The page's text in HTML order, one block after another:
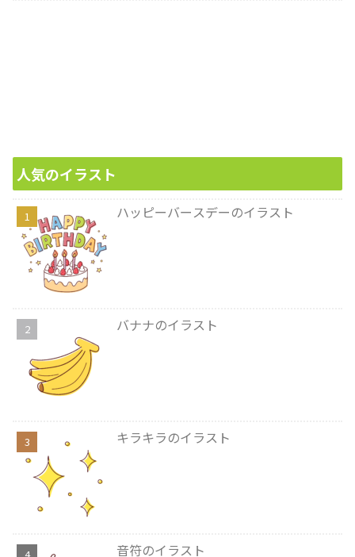
人気のイラスト
ハッピーバースデーのイラスト
バナナのイラスト
キラキラのイラスト
音符のイラスト